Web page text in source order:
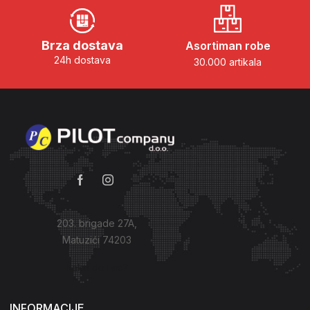
Brza dostava
24h dostava
Asortiman robe
30.000 artikala
203. brigade 27A,
Matuzići 74203
Kako do nas?